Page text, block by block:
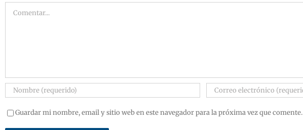
Guardar mi nombre, email y sitio web en este navegador para la próxima vez que comente.